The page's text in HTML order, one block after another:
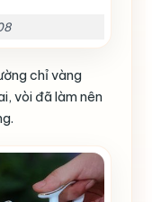
chỉ vàng
vòi đã làm nên